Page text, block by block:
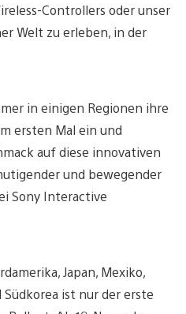
Controllers oder unser
Welt zu erleben, in der
in einigen Regionen ihre
ersten Mal ein und
auf diese innovativen
und bewegender
Sony Interactive
Japan, Mexiko,
ist nur der erste